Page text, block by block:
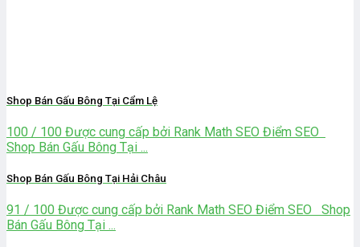
Shop Bán Gấu Bông Tại Cẩm Lệ
100 / 100 Được cung cấp bởi Rank Math SEO Điểm SEO
Shop Bán Gấu Bông Tại ...
Shop Bán Gấu Bông Tại Hải Châu
91 / 100 Được cung cấp bởi Rank Math SEO Điểm SEO Shop
Bán Gấu Bông Tại ...